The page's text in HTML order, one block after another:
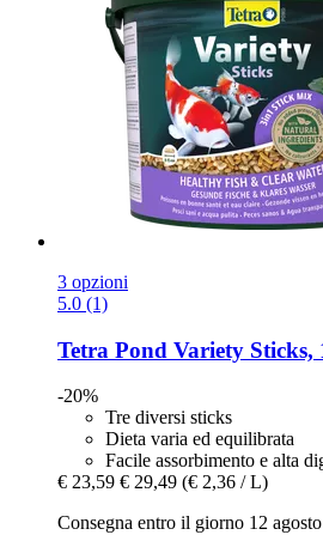
3 opzioni
5.0 (1)
Tetra Pond Variety Sticks,
-20%
Tre diversi sticks
Dieta varia ed equilibrata
Facile assorbimento e alta
€ 23,59 € 29,49 (€ 2,36 / L)
Consegna entro il giorno 12 agosto